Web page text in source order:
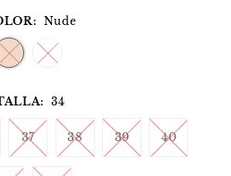
Nude
34
37 38 39 40